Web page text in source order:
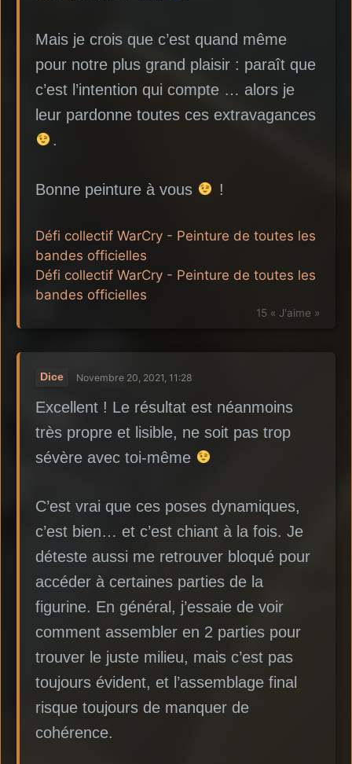
Mais je crois que c’est quand même
pour notre plus grand plaisir : paraît que
c’est l’intention qui compte … alors je
leur pardonne toutes ces extravagances
.
Bonne peinture à vous !
15 « J'aime »
Défi collectif WarCry - Peinture de toutes les
bandes officielles
Défi collectif WarCry - Peinture de toutes les
bandes officielles
Dice Novembre 20, 2021, 11:28
Excellent ! Le résultat est néanmoins
très propre et lisible, ne soit pas trop
sévère avec toi-même
C’est vrai que ces poses dynamiques,
c’est bien… et c’est chiant à la fois. Je
déteste aussi me retrouver bloqué pour
accéder à certaines parties de la
figurine. En général, j’essaie de voir
comment assembler en 2 parties pour
trouver le juste milieu, mais c’est pas
toujours évident, et l’assemblage final
risque toujours de manquer de
cohérence.